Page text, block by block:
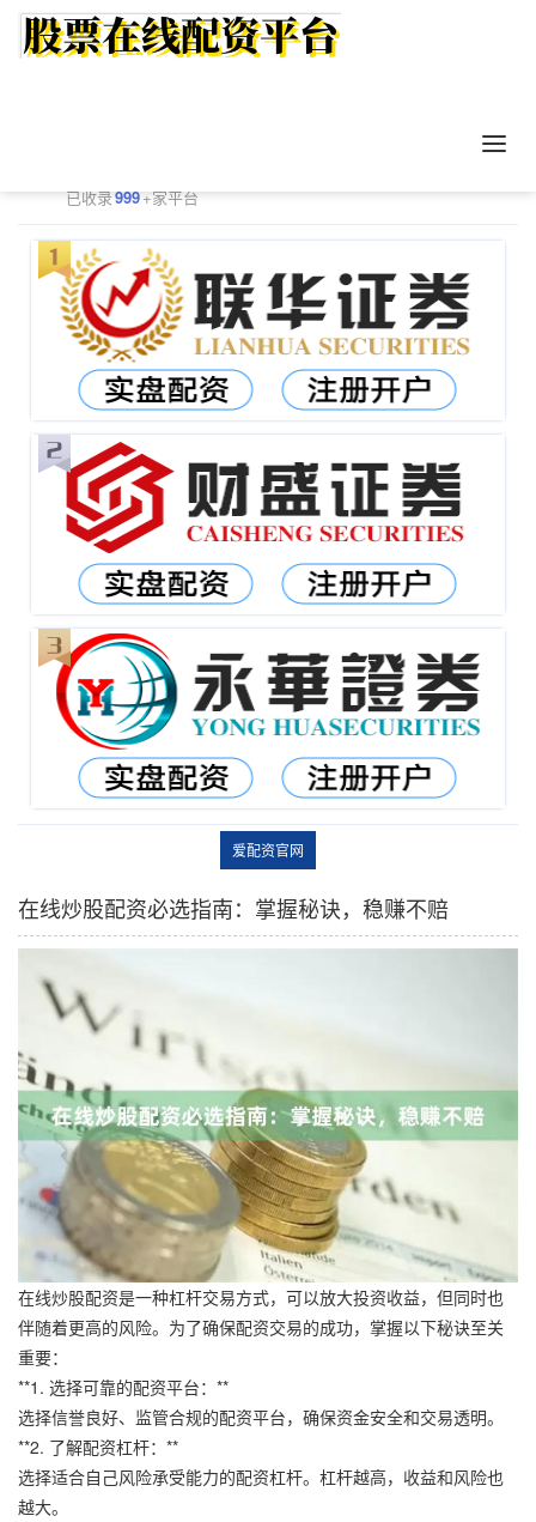
已收录999+家平台
爱配资官网
在线炒股配资必选指南：掌握秘诀，稳赚不赔
在线炒股配资是一种杠杆交易方式，可以放大投资收益，但同时也
伴随着更高的风险。为了确保配资交易的成功，掌握以下秘诀至关
重要：
**1. 选择可靠的配资平台：**
选择信誉良好、监管合规的配资平台，确保资金安全和交易透明。
**2. 了解配资杠杆：**
选择适合自己风险承受能力的配资杠杆。杠杆越高，收益和风险也
越大。